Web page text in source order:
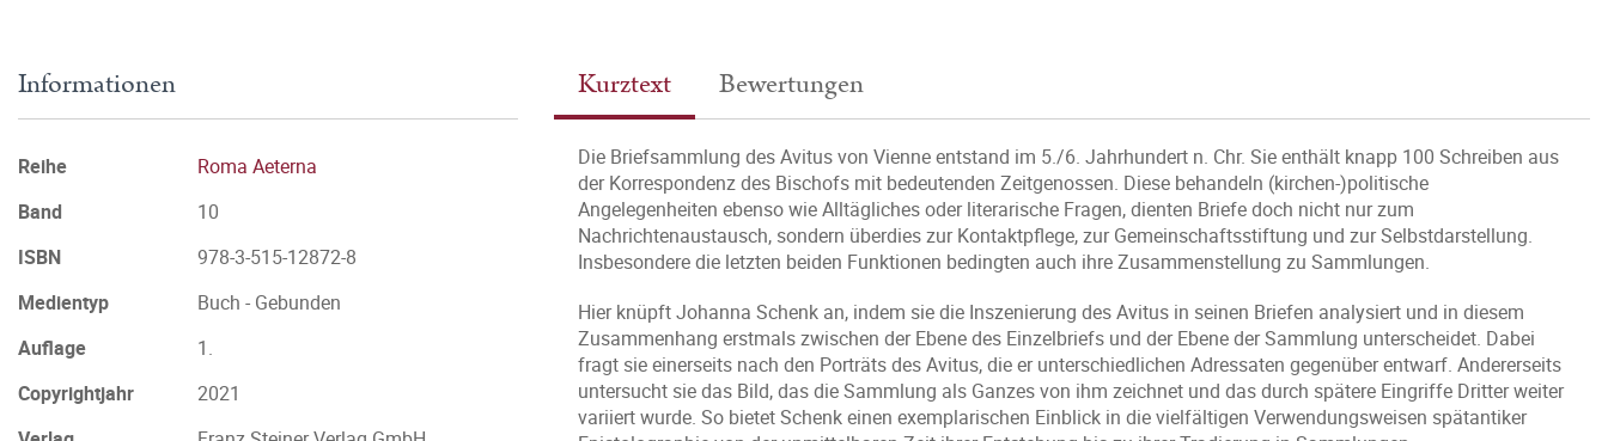
Kurztext Bewertungen
Die Briefsammlung des Avitus von Vienne entstand im 5./6. Jahrhundert n. Chr. Sie enthält knapp 100 Schreiben aus
der Korrespondenz des Bischofs mit bedeutenden Zeitgenossen. Diese behandeln (kirchen-)politische
Angelegenheiten ebenso wie Alltägliches oder literarische Fragen, dienten Briefe doch nicht nur zum
Nachrichtenaustausch, sondern überdies zur Kontaktpflege, zur Gemeinschaftsstiftung und zur Selbstdarstellung.
Insbesondere die letzten beiden Funktionen bedingten auch ihre Zusammenstellung zu Sammlungen.
Hier knüpft Johanna Schenk an, indem sie die Inszenierung des Avitus in seinen Briefen analysiert und in diesem
Zusammenhang erstmals zwischen der Ebene des Einzelbriefs und der Ebene der Sammlung unterscheidet. Dabei
fragt sie einerseits nach den Porträts des Avitus, die er unterschiedlichen Adressaten gegenüber entwarf. Andererseits
untersucht sie das Bild, das die Sammlung als Ganzes von ihm zeichnet und das durch spätere Eingriffe Dritter weiter
variiert wurde. So bietet Schenk einen exemplarischen Einblick in die vielfältigen Verwendungsweisen spätantiker
Informationen
Reihe
Roma Aeterna
Band
10
ISBN
978-3-515-12872-8
Medientyp
Buch - Gebunden
Auflage
1.
Copyrightjahr
2021